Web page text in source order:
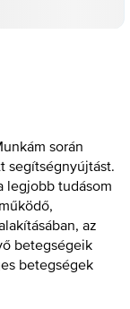
során
segítségnyújtást.
legjobb tudásom
az
betegségeik
betegségek